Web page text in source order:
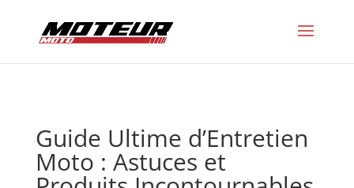
Guide Ultime d’Entretien
Moto : Astuces et